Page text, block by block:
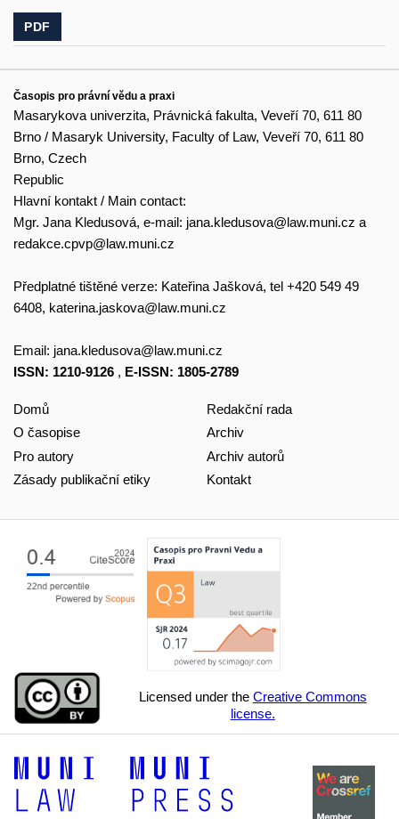
PDF
Časopis pro právní vědu a praxi
Masarykova univerzita, Právnická fakulta, Veveří 70, 611 80
Brno / Masaryk University, Faculty of Law, Veveří 70, 611 80
Brno, Czech
Republic
Hlavní kontakt / Main contact:
Mgr. Jana Kledusová, e-mail: jana.kledusova@law.muni.cz a
redakce.cpvp@law.muni.cz
Předplatné tištěné verze: Kateřina Jašková, tel +420 549 49
6408, katerina.jaskova@law.muni.cz
Email: jana.kledusova@law.muni.cz
ISSN: 1210-9126 , E-ISSN: 1805-2789
Domů
O časopise
Pro autory
Zásady publikační etiky
Redakční rada
Archiv
Archiv autorů
Kontakt
Licensed under the Creative Commons
license.